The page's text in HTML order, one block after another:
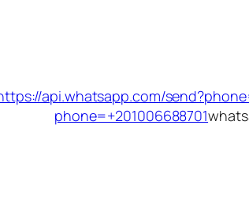
api.whatsapp.com/
phone=+201006688701